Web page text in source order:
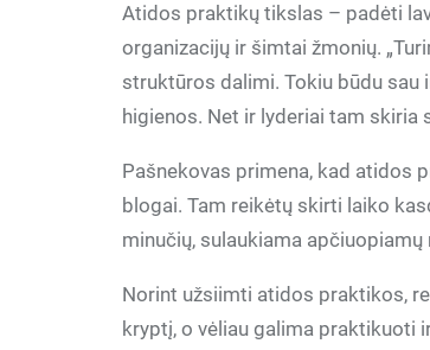
Atidos praktikų tikslas – padėti
organizacijų ir šimtai žmonių.
struktūros dalimi. Tokiu būdu sau
higienos. Net ir lyderiai tam skiria
Pašnekovas primena, kad atidos
blogai. Tam reikėtų skirti laiko
minučių, sulaukiama
Norint užsiimti atidos praktikos,
kryptį, o vėliau galima praktikuoti